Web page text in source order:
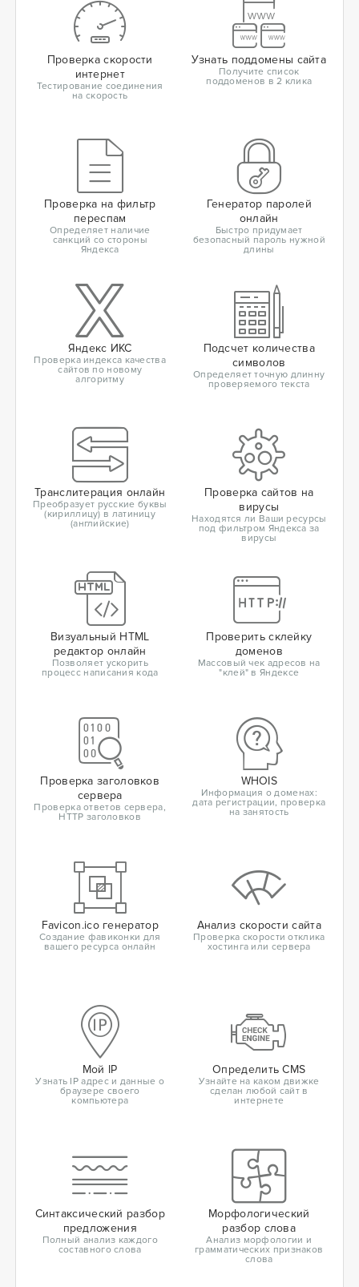
Проверка скорости
интернет
Тестирование соединения
на скорость
Узнать поддомены сайта
Получите список
поддоменов в 2 клика
Проверка на фильтр
переспам
Определяет наличие
санкций со стороны
Яндекса
Генератор паролей
онлайн
Быстро придумает
безопасный пароль нужной
длины
Яндекс ИКС
Проверка индекса качества
сайтов по новому
алгоритму
Подсчет количества
символов
Определяет точную длинну
проверяемого текста
Транслитерация онлайн
Преобразует русские буквы
(кириллицу) в латиницу
(английские)
Проверка сайтов на
вирусы
Находятся ли Ваши ресурсы
под фильтром Яндекса за
вирусы
Визуальный HTML
редактор онлайн
Позволяет ускорить
процесс написания кода
Проверить склейку
доменов
Массовый чек адресов на
"клей" в Яндексе
Проверка заголовков
сервера
Проверка ответов сервера,
HTTP заголовков
WHOIS
Информация о доменах:
дата регистрации, проверка
на занятость
Favicon.ico генератор
Создание фавиконки для
вашего ресурса онлайн
Анализ скорости сайта
Проверка скорости отклика
хостинга или сервера
Мой IP
Узнать IP адрес и данные о
браузере своего
компьютера
Определить CMS
Узнайте на каком движке
сделан любой сайт в
интернете
Синтаксический разбор
предложения
Полный анализ каждого
составного слова
Морфологический
разбор слова
Анализ морфологии и
грамматических признаков
слова